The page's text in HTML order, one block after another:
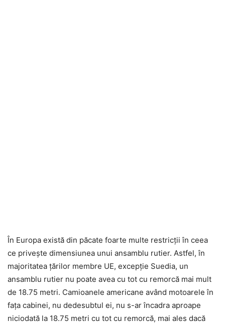
În Europa există din păcate foarte multe restricții în ceea
ce privește dimensiunea unui ansamblu rutier. Astfel, în
majoritatea țărilor membre UE, excepție Suedia, un
ansamblu rutier nu poate avea cu tot cu remorcă mai mult
de 18.75 metri. Camioanele americane având motoarele în
fața cabinei, nu dedesubtul ei, nu s-ar încadra aproape
niciodată la 18.75 metri cu tot cu remorcă, mai ales dacă